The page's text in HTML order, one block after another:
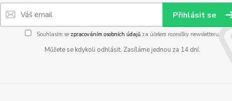
Přihlásit se
Souhlasím se zpracováním osobních údajůza účelem rozesílky newsletteru.
Můžete se kdykoli odhlásit. Zasíláme jednou za 14 dní.